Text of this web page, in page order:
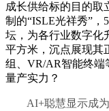
成长供给标的目的取
制的“ISLE光祥秀”
坛，为各行业数字化
平方米，沉点展现其
组、VR/AR智能终端
量产实力？
AI+聪慧显示成为